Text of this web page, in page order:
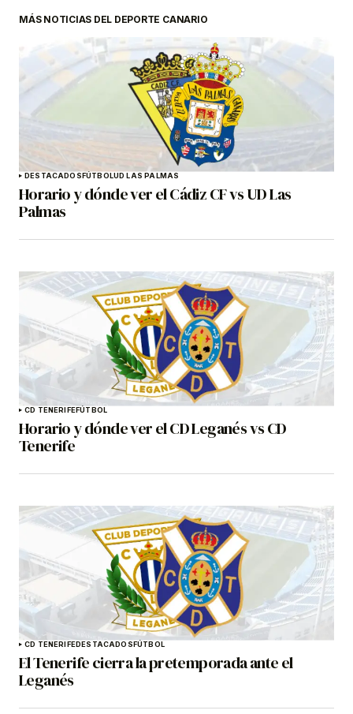
MÁS NOTICIAS DEL DEPORTE CANARIO
DESTACADOSFÚTBOLUD LAS PALMAS
Horario y dónde ver el Cádiz CF vs UD Las
Palmas
CD TENERIFEFÚTBOL
Horario y dónde ver el CD Leganés vs CD
Tenerife
CD TENERIFEDESTACADOSFÚTBOL
El Tenerife cierra la pretemporada ante el
Leganés